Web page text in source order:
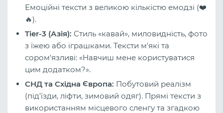
Емоційні тексти з великою кількістю емодзі (❤️
🔥).
Tier-3 (Азія): Стиль «кавай», миловидність, фото
з їжею або іграшками. Тексти м'які та
сором'язливі: «Навчиш мене користуватися
цим додатком?».
СНД та Східна Європа: Побутовий реалізм
(під'їзди, ліфти, зимовий одяг). Прямі тексти з
використанням місцевого сленгу та згадкою